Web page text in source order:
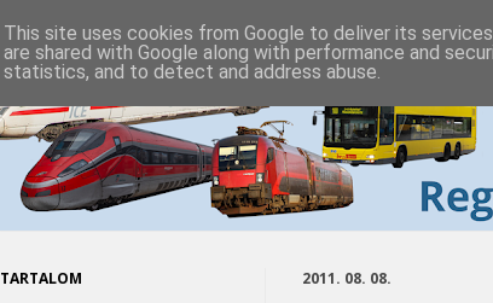
2011. 08. 08.
TARTALOM
This site uses cookies from Google to deliver its
are shared with Google along with performance and
statistics, and to detect and address abuse.